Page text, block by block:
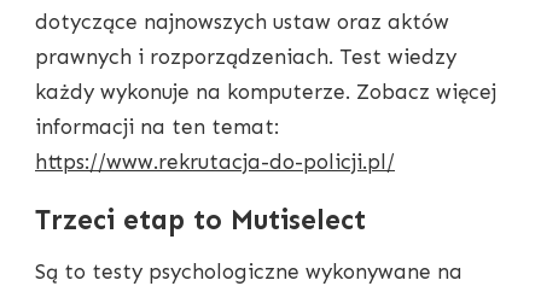
dotyczące najnowszych ustaw oraz aktów
prawnych i rozporządzeniach. Test wiedzy
każdy wykonuje na komputerze. Zobacz więcej
informacji na ten temat:
https://www.rekrutacja-do-policji.pl/
Trzeci etap to Mutiselect
Są to testy psychologiczne wykonywane na